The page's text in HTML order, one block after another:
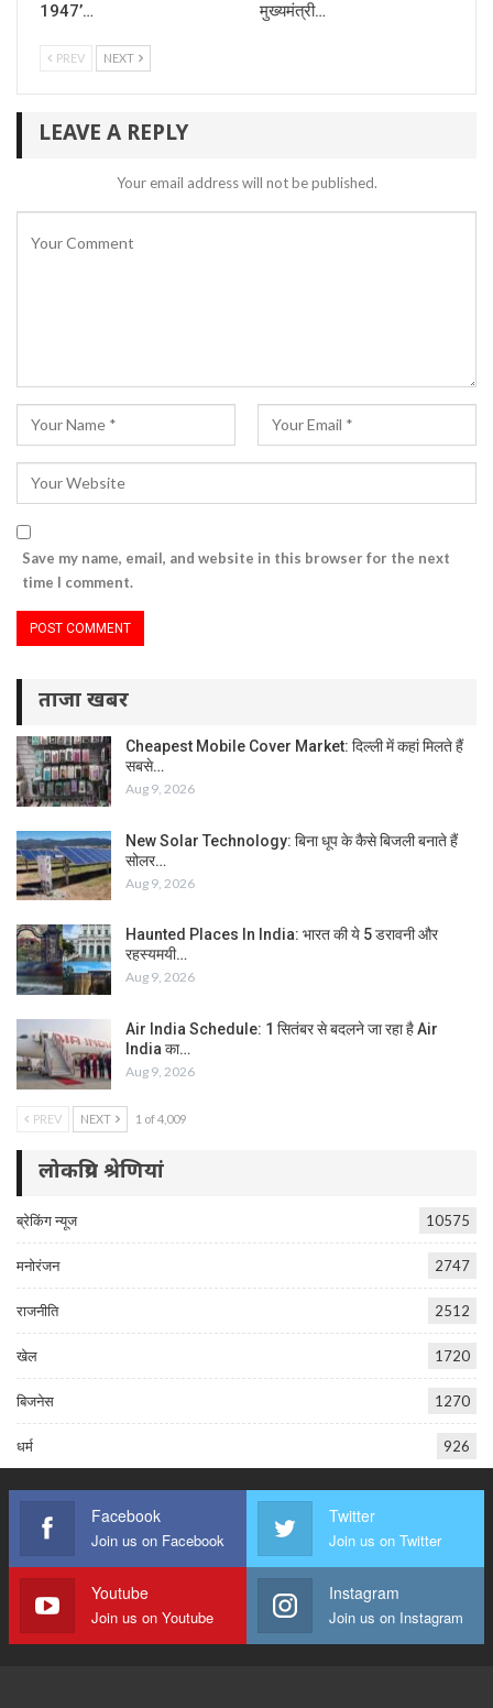
1947’…
मुख्यमंत्री…
PREV NEXT
LEAVE A REPLY
Your email address will not be published.
Save my name, email, and website in this browser for the next
time I comment.
ताजा खबर
Cheapest Mobile Cover Market: दिल्ली में कहां मिलते हैं
सबसे…
Aug 9, 2026
New Solar Technology: बिना धूप के कैसे बिजली बनाते हैं
सोलर…
Aug 9, 2026
Haunted Places In India: भारत की ये 5 डरावनी और
रहस्यमयी…
Aug 9, 2026
Air India Schedule: 1 सितंबर से बदलने जा रहा है Air
India का…
Aug 9, 2026
PREV NEXT 1 of 4,009
लोकप्रिय श्रेणियां
ब्रेकिंग न्यूज 10575
मनोरंजन 2747
राजनीति 2512
खेल 1720
बिजनेस 1270
धर्म 926
Facebook
Join us on Facebook
Twitter
Join us on Twitter
Youtube
Join us on Youtube
Instagram
Join us on Instagram